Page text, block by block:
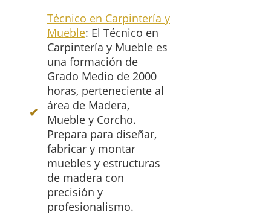
Técnico en Carpintería y
Mueble: El Técnico en
Carpintería y Mueble es
una formación de
Grado Medio de 2000
horas, perteneciente al
área de Madera,
Mueble y Corcho.
Prepara para diseñar,
fabricar y montar
muebles y estructuras
de madera con
precisión y
profesionalismo.